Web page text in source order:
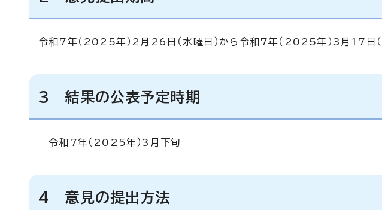
令和7年（2025年）2月26日（水曜日）から令和7年（2025年）3月17日（月
3 結果の公表予定時期
令和7年（2025年）3月下旬
4 意見の提出方法